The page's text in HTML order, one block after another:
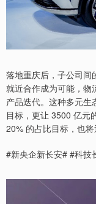
落地重庆后，子公司间
就近合作成为可能，物
产品迭代。这种多元
目标，更让 3500 亿元
20% 的占比目标，也将
#新央企新长安# #科技